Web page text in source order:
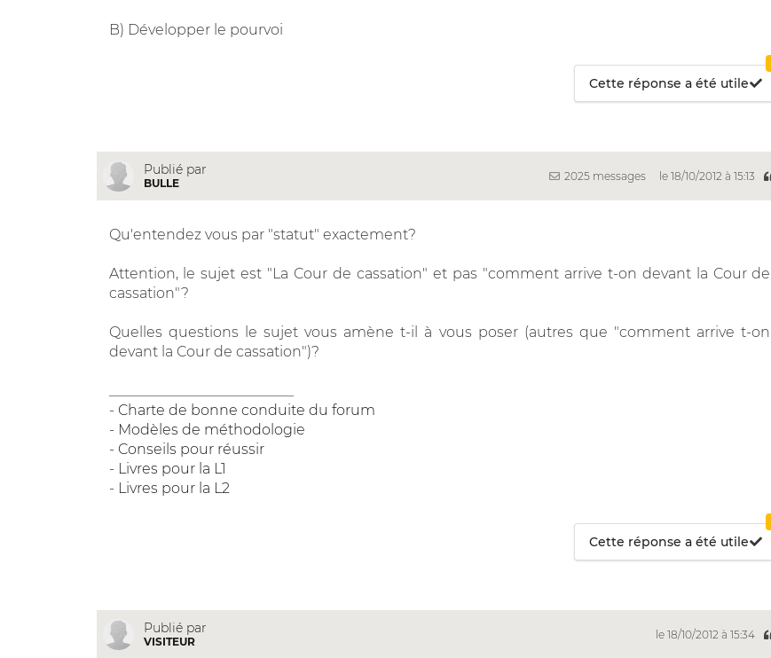
B) Développer le pourvoi
Cette réponse a été utile
Publié par
BULLE
2025 messages le 18/10/2012 à 15:13
Qu'entendez vous par "statut" exactement?
Attention, le sujet est "La Cour de cassation" et pas "comment arrive t-on devant la Cour de
cassation"?
Quelles questions le sujet vous amène t-il à vous poser (autres que "comment arrive t-on
devant la Cour de cassation")?
- Charte de bonne conduite du forum
- Modèles de méthodologie
- Conseils pour réussir
- Livres pour la L1
- Livres pour la L2
Cette réponse a été utile
Publié par
VISITEUR
le 18/10/2012 à 15:34